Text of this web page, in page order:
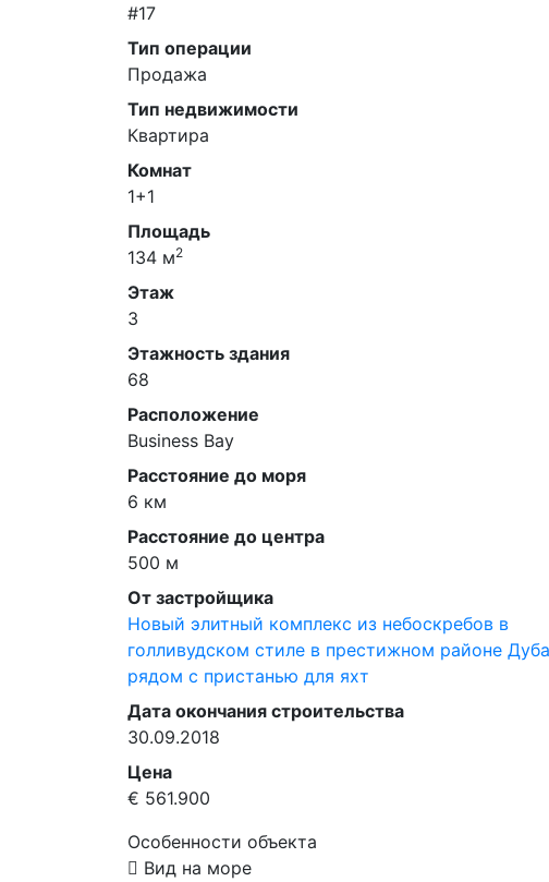
#17
Тип операции
Продажа
Тип недвижимости
Квартира
Комнат
1+1
Площадь
134 м2
Этаж
3
Этажность здания
68
Расположение
Business Bay
Расстояние до моря
6 км
Расстояние до центра
500 м
От застройщика
Новый элитный комплекс из небоскребов в
голливудском стиле в престижном районе
рядом с пристанью для яхт
Дата окончания строительства
30.09.2018
Цена
€ 561.900
Особенности объекта
Вид на море